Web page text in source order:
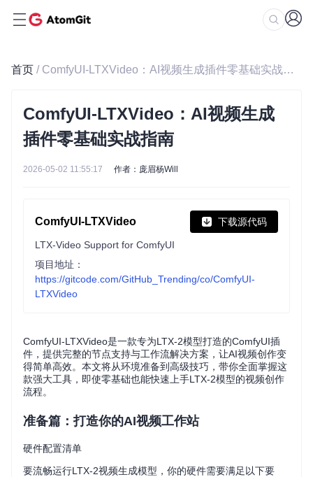
首页 / ComfyUI-LTXVideo：AI视频生成插件零基础实战指南
ComfyUI-LTXVideo：AI视频生成
插件零基础实战指南
2026-05-02 11:55:17 作者：庞眉杨Will
ComfyUI-LTXVideo 下载源代码
LTX-Video Support for ComfyUI
项目地址：
https://gitcode.com/GitHub_Trending/co/ComfyUI-
LTXVideo
ComfyUI-LTXVideo是一款专为LTX-2模型打造的ComfyUI插
件，提供完整的节点支持与工作流解决方案，让AI视频创作变
得简单高效。本文将从环境准备到高级技巧，带你全面掌握这
款强大工具，即使零基础也能快速上手LTX-2模型的视频创作
流程。
准备篇：打造你的AI视频工作站
硬件配置清单
要流畅运行LTX-2视频生成模型，你的硬件需要满足以下要